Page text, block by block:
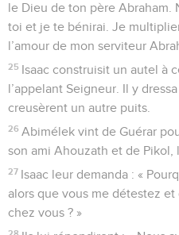
le Dieu de ton père Abraham.
toi et je te bénirai. Je
l’amour de mon serviteur
25 Isaac construisit un autel à
l’appelant Seigneur. Il y
creusèrent un autre puits.
26 Abimélek vint de Guérar
son ami Ahouzath et de Pikol,
27 Isaac leur demanda : «
alors que vous me détestez et
chez vous ? »
28